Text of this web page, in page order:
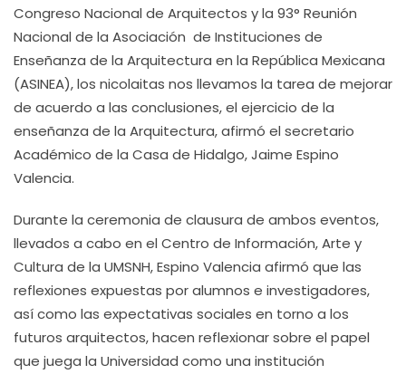
Congreso Nacional de Arquitectos y la 93° Reunión
Nacional de la Asociación de Instituciones de
Enseñanza de la Arquitectura en la República Mexicana
(ASINEA), los nicolaitas nos llevamos la tarea de mejorar
de acuerdo a las conclusiones, el ejercicio de la
enseñanza de la Arquitectura, afirmó el secretario
Académico de la Casa de Hidalgo, Jaime Espino
Valencia.
Durante la ceremonia de clausura de ambos eventos,
llevados a cabo en el Centro de Información, Arte y
Cultura de la UMSNH, Espino Valencia afirmó que las
reflexiones expuestas por alumnos e investigadores,
así como las expectativas sociales en torno a los
futuros arquitectos, hacen reflexionar sobre el papel
que juega la Universidad como una institución